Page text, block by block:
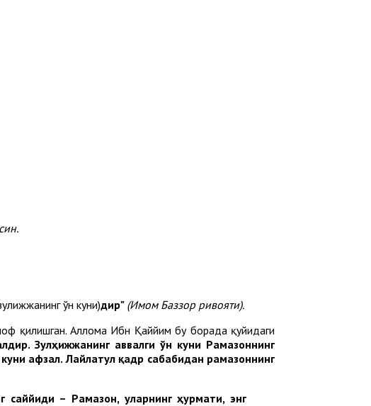
ўн куни)дир" (Имом Баззор ривояти).
қилишган. Аллома Ибн Қаййим бу борада қуйидаги
Зулҳижжанинг аввалги ўн куни Рамазоннинг
афзал. Лайлатул қадр сабабидан рамазоннинг
саййиди – Рамазон, уларнинг ҳурмати, энг